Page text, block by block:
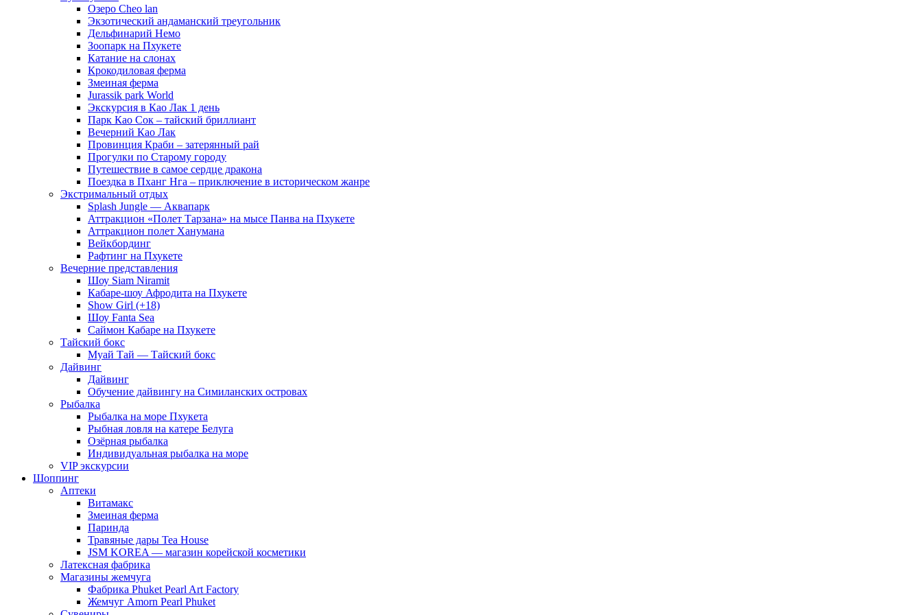
Озеро Cheo lan
Экзотический андаманский треугольник
Дельфинарий Немо
Зоопарк на Пхукете
Катание на слонах
Крокодиловая ферма
Змеиная ферма
Jurassik park World
Экскурсия в Као Лак 1 день
Парк Као Сок – тайский бриллиант
Вечерний Као Лак
Провинция Краби – затерянный рай
Прогулки по Старому городу
Путешествие в самое сердце дракона
Поездка в Пханг Нга – приключение в историческом жанре
Экстримальный отдых
Splash Jungle — Аквапарк
Аттракцион «Полет Тарзана» на мысе Панва на Пхукете
Аттракцион полет Ханумана
Вейкбординг
Рафтинг на Пхукете
Вечерние представления
Шоу Siam Niramit
Кабаре-шоу Афродита на Пхукете
Show Girl (+18)
Шоу Fanta Sea
Саймон Кабаре на Пхукете
Тайский бокс
Муай Тай — Тайский бокс
Дайвинг
Дайвинг
Обучение дайвингу на Симиланских островах
Рыбалка
Рыбалка на море Пхукета
Рыбная ловля на катере Белуга
Озёрная рыбалка
Индивидуальная рыбалка на море
VIP экскурсии
Шоппинг
Аптеки
Витамакс
Змеиная ферма
Паринда
Травяные дары Tea House
JSM KOREA — магазин корейской косметики
Латексная фабрика
Магазины жемчуга
Фабрика Phuket Pearl Art Factory
Жемчуг Amorn Pearl Phuket